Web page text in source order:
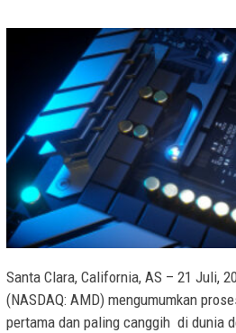
Santa Clara, California, AS – 21 Juli,
(NASDAQ: AMD) mengumumkan
pertama dan paling canggih di dunia